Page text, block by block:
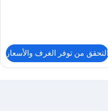
التحقق من توفر الغرف والأسعار